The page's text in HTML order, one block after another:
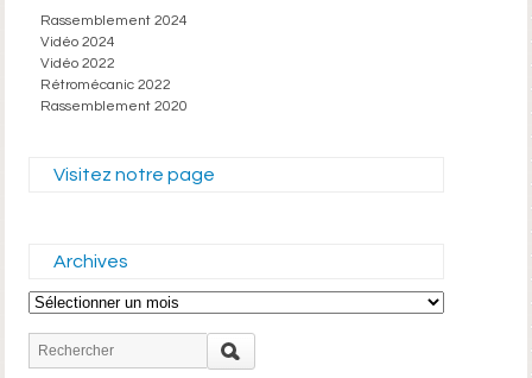
Rassemblement 2024
Vidéo 2024
Vidéo 2022
Rétromécanic 2022
Rassemblement 2020
Visitez notre page
Archives
Archives